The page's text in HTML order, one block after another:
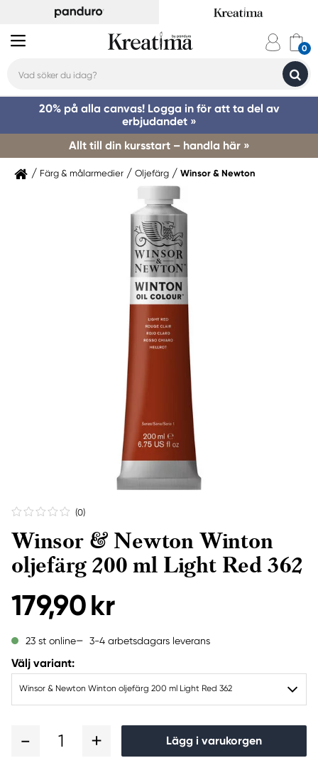
20% på alla canvas! Logga in för att ta del av
erbjudandet »
Allt till din kursstart – handla här »
Färg & målarmedier Oljefärg Winsor & Newton
(0)
Winsor & Newton Winton
oljefärg 200 ml Light Red 362
179,90 kr
23 st online 3-4 arbetsdagars leverans
Välj variant:
Winsor & Newton Winton oljefärg 200 ml Light Red 362
1 Lägg i varukorgen